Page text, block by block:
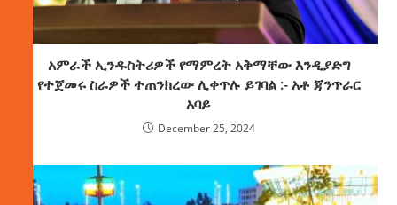
አምራች ኢንዱስትሪዎች የማምረት አቅማቸው እንዲያድግ
የተጀመሩ ስራዎች ተጠንክረው ሊቀጥሉ ይገባል :- አቶ ጃንጥራር
አባይ
December 25, 2024